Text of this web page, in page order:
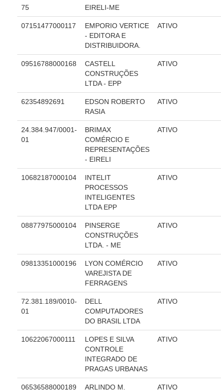
Responsabilidade Socioambiental
Comissão Permanente de Acessibilidade e Inclusão
Programa Trabalho Seguro
Serviços
Ação Trabalhista (Atermação)
Atermação On-line - Interior de Roraima
Atermação On-line - Interior do Amazonas
Agendamento de Reclamação Verbal
Consulta de Pautas
Atas de Sessões do Pleno
Audiências e Sessões
Calendário das Sessões da 1ª Turma 2026
Calendário de Sessões da 2ª Turma - 2026
Calendário das Sessões da 3ª Turma 2026
Calendário das Sessões do Pleno e Especializadas 2026
Carta de Serviços ao Cidadão
Cartilhas
Cadastro de Peritos, Tradutores e Intérpretes
Calendário Geral
75
EIRELI-ME
07151477000117
EMPORIO VERTICE
- EDITORA E
DISTRIBUIDORA.
ATIVO
09516788000168
CASTELL
CONSTRUÇÕES
LTDA - EPP
ATIVO
62354892691
EDSON ROBERTO
RASIA
ATIVO
24.384.947/0001-
01
BRIMAX
COMÉRCIO E
REPRESENTAÇÕES
- EIRELI
ATIVO
10682187000104
INTELIT
PROCESSOS
INTELIGENTES
LTDA EPP
ATIVO
08877975000104
PINSERGE
CONSTRUÇÕES
LTDA. - ME
ATIVO
09813351000196
LYON COMÉRCIO
VAREJISTA DE
FERRAGENS
ATIVO
72.381.189/0010-
01
DELL
COMPUTADORES
DO BRASIL LTDA
ATIVO
10622067000111
LOPES E SILVA
CONTROLE
INTEGRADO DE
PRAGAS URBANAS
ATIVO
06536588000189
ARLINDO M.
ATIVO